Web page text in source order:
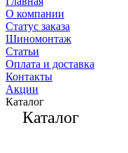
О компании
Статус заказа
Шиномонтаж
Статьи
Оплата и доставка
Контакты
Акции
Каталог
Каталог